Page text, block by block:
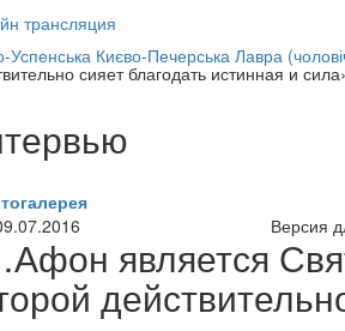
трансляция
Успенська Києво-Печерська Лавра
сияет благодать истинная и
Версия
является